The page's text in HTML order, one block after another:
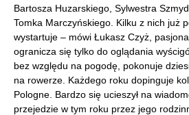
Bartosza Huzarskiego, Sylwestra
Tomka Marczyńskiego. Kilku z nich już
wystartuje – mówi Łukasz Czyż,
ogranicza się tylko do oglądania
bez względu na pogodę, pokonuje
na rowerze. Każdego roku dopinguje
Pologne. Bardzo się ucieszył na
przejedzie w tym roku przez jego